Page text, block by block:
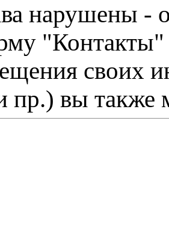
нарушены -
"Контакты"
своих
пр.) вы также